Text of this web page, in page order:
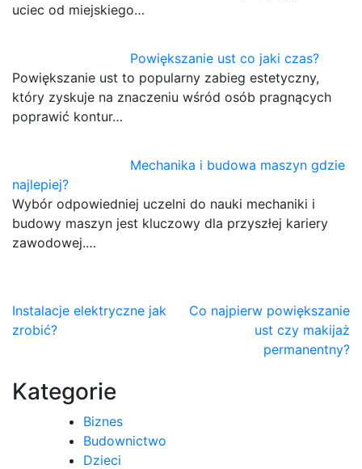
uciec od miejskiego…
Powiększanie ust co jaki czas?
Powiększanie ust to popularny zabieg estetyczny,
który zyskuje na znaczeniu wśród osób pragnących
poprawić kontur…
Mechanika i budowa maszyn gdzie
najlepiej?
Wybór odpowiedniej uczelni do nauki mechaniki i
budowy maszyn jest kluczowy dla przyszłej kariery
zawodowej.…
Nawigacja
wpisu
Instalacje elektryczne jak
zrobić?
Co najpierw powiększanie
ust czy makijaż
permanentny?
Kategorie
Biznes
Budownictwo
Dzieci